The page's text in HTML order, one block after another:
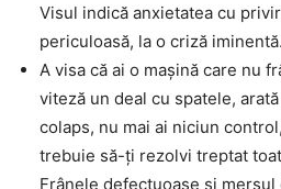
Visul indică anxietatea cu
periculoasă, la o criză iminentă.
A visa că ai o mașină care nu
viteză un deal cu spatele,
colaps, nu mai ai niciun
trebuie să-ți rezolvi treptat
Frânele defectuoase și mersul